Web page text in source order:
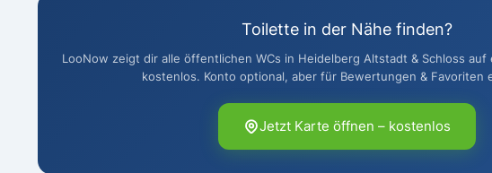
Toilette in der Nähe finden?
LooNow zeigt dir alle öffentlichen WCs in Heidelberg Altstadt & Schloss
kostenlos. Konto optional, aber für Bewertungen & Favoriten
Jetzt Karte öffnen – kostenlos